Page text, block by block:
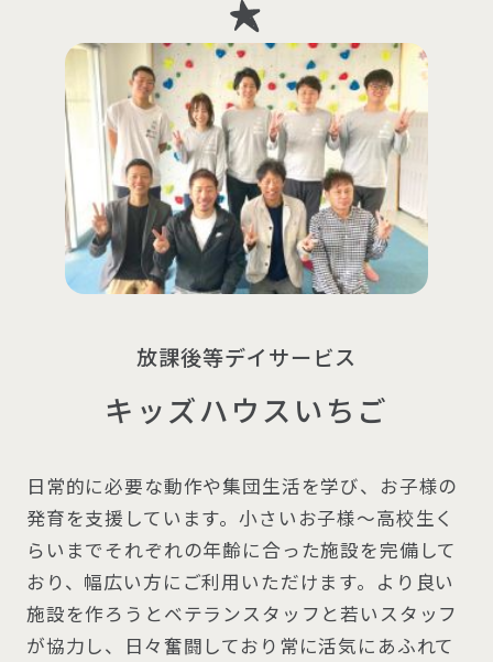
放課後等デイサービス
キッズハウスいちご
日常的に必要な動作や集団生活を学び、お子様の
発育を支援しています。小さいお子様～高校生く
らいまでそれぞれの年齢に合った施設を完備して
おり、幅広い方にご利用いただけます。より良い
施設を作ろうとベテランスタッフと若いスタッフ
が協力し、日々奮闘しており常に活気にあふれて